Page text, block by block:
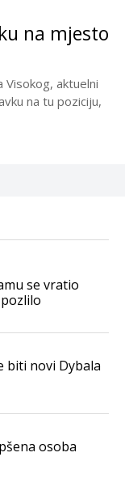
na mjesto
Visokog, aktuelni
na tu poziciju,
se vratio
biti novi Dybala
osoba